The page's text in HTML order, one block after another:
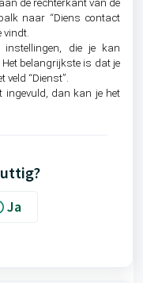
de rechterkant van de
naar “Diens contact
vindt.
die je kan
Het belangrijkste is dat je
veld “Dienst”.
ingevuld, dan kan je het
Ja